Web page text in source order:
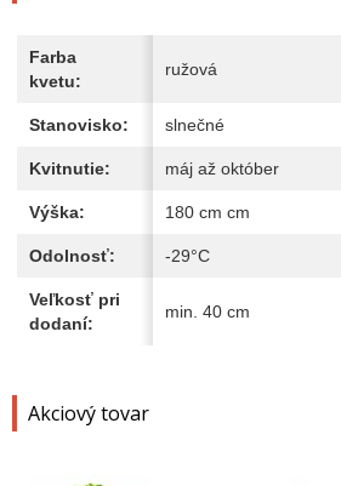
Akciový tovar
Farba
kvetu:
ružová
Stanovisko: slnečné
Kvitnutie: máj až október
Výška: 180 cm cm
Odolnosť: -29°C
Veľkosť pri
dodaní:
min. 40 cm